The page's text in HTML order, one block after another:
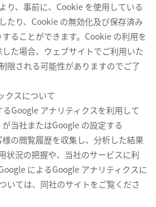
り、事前に、Cookie を使用している
たり、Cookie の無効化及び保存済み
ることができます。Cookie の利用を
た場合、ウェブサイトでご利用いた
限される可能性がありますのでご了
クスについて
Google アナリティクスを利用して
当社またはGoogle の設定する
の閲覧履歴を収集し、分析した結果
状況の把握や、当社のサービスに利
によるGoogle アナリティクスに
いては、同社のサイトをご覧くださ